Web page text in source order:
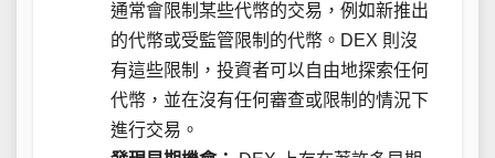
通常會限制某些代幣的交易，例如新推出
的代幣或受監管限制的代幣。DEX 則沒
有這些限制，投資者可以自由地探索任何
代幣，並在沒有任何審查或限制的情況下
進行交易。